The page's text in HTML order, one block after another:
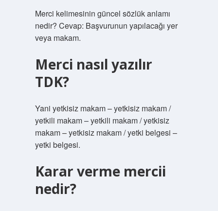
Merci kelimesinin güncel sözlük anlamı
nedir? Cevap: Başvurunun yapılacağı yer
veya makam.
Merci nasıl yazılır
TDK?
Yani yetkisiz makam – yetkisiz makam /
yetkili makam – yetkili makam / yetkisiz
makam – yetkisiz makam / yetki belgesi – ​​
yetki belgesi.
Karar verme mercii
nedir?